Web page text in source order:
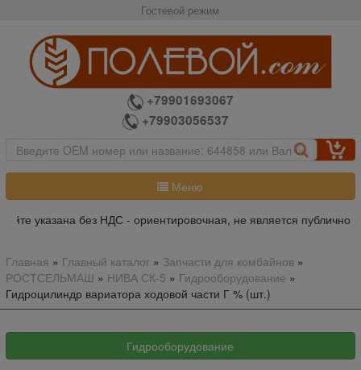
Гостевой режим
+79901693067
+79903056537
Меню
указана без НДС - ориентировочная, не является публичной
Главная » Главный каталог» Запчасти для комбайнов»
РОСТСЕЛЬМАШ » НИВА СК-5 » Гидрооборудование »
Гидроцилиндр вариатора ходовой части Г % (шт.)